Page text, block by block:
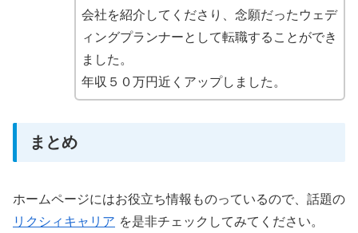
会社を紹介してくださり、念願だったウェデ
ィングプランナーとして転職することができ
ました。
年収５０万円近くアップしました。
まとめ
ホームページにはお役立ち情報ものっているので、話題の
リクシィキャリア を是非チェックしてみてください。